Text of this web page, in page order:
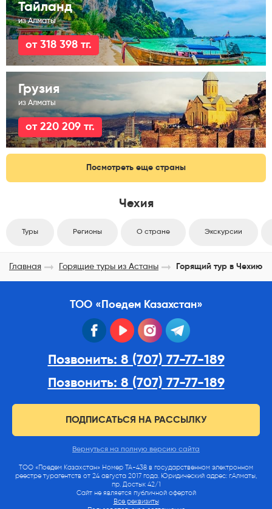
Тайланд
из Алматы
от 318 398 тг.
Грузия
из Алматы
от 220 209 тг.
Посмотреть еще страны
Чехия
Туры Регионы О стране Экскурсии
Главная Горящие туры из Астаны Горящий тур в Чехию
ТОО «Поедем Казахстан»
facebook youtube instagram
Позвонить: 8 (707) 77-77-189
Позвонить: 8 (707) 77-77-189
ПОДПИСАТЬСЯ НА РАССЫЛКУ
Вернуться на полную версию сайта
ТОО «Поедем Казахстан» Номер ТА-438 в государственном электронном
реестре турагентств от 24 августа 2017 года. Юридический адрес: г.Алматы,
пр. Достык 42/1
Сайт не является публичной офертой
Все реквизиты